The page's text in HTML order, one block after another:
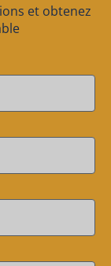
et obtenez